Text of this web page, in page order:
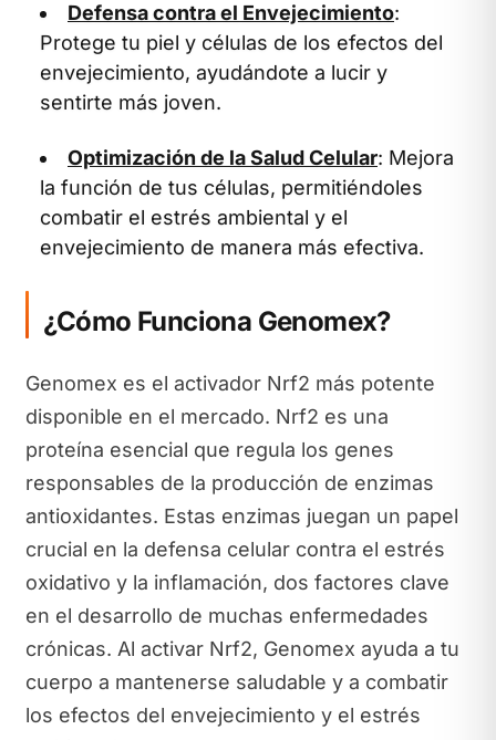
Defensa contra el Envejecimiento:
Protege tu piel y células de los efectos del
envejecimiento, ayudándote a lucir y
sentirte más joven.
Optimización de la Salud Celular: Mejora
la función de tus células, permitiéndoles
combatir el estrés ambiental y el
envejecimiento de manera más efectiva.
¿Cómo Funciona Genomex?
Genomex es el activador Nrf2 más potente
disponible en el mercado. Nrf2 es una
proteína esencial que regula los genes
responsables de la producción de enzimas
antioxidantes. Estas enzimas juegan un papel
crucial en la defensa celular contra el estrés
oxidativo y la inflamación, dos factores clave
en el desarrollo de muchas enfermedades
crónicas. Al activar Nrf2, Genomex ayuda a tu
cuerpo a mantenerse saludable y a combatir
los efectos del envejecimiento y el estrés